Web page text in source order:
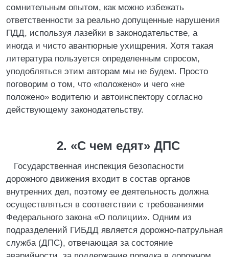
сомнительным опытом, как можно избежать
ответственности за реально допущенные нарушения
ПДД, используя лазейки в законодательстве, а
иногда и чисто авантюрные ухищрения. Хотя такая
литература пользуется определенным спросом,
уподобляться этим авторам мы не будем. Просто
поговорим о том, что «положено» и чего «не
положено» водителю и автоинспектору согласно
действующему законодательству.
2. «С чем едят» ДПС
Государственная инспекция безопасности
дорожного движения входит в состав органов
внутренних дел, поэтому ее деятельность должна
осуществляться в соответствии с требованиями
Федерального закона «О полиции». Одним из
подразделений ГИБДД является дорожно-патрульная
служба (ДПС), отвечающая за состояние